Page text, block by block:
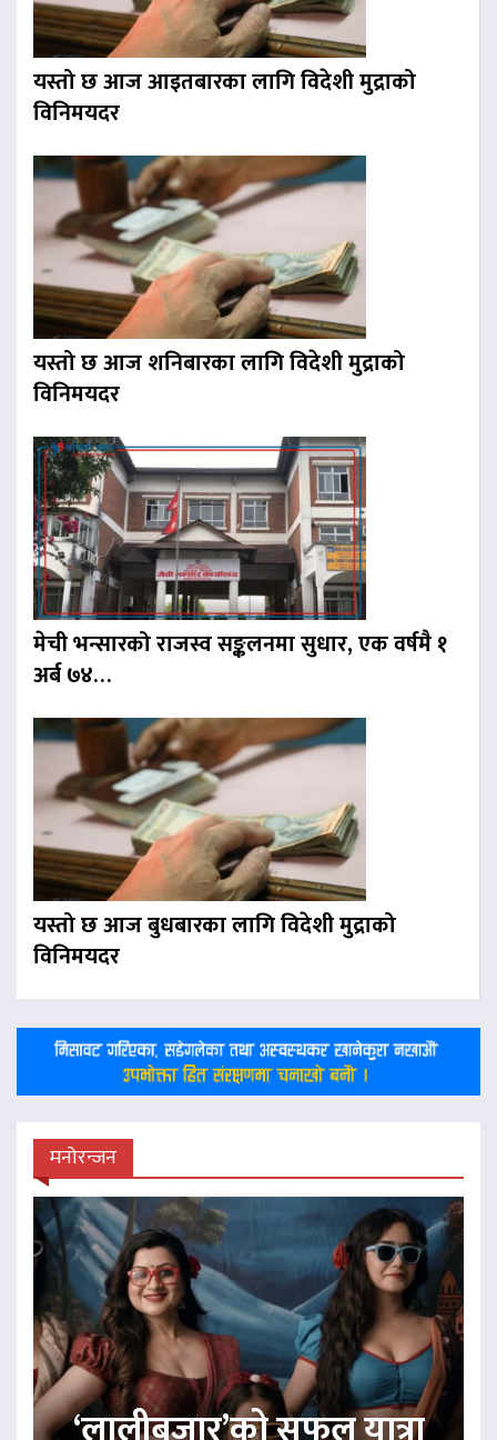
यस्तो छ आज आइतबारका लागि विदेशी मुद्राको
विनिमयदर
यस्तो छ आज शनिबारका लागि विदेशी मुद्राको
विनिमयदर
मेची भन्सारको राजस्व सङ्कलनमा सुधार, एक वर्षमै १
अर्ब ७४…
यस्तो छ आज बुधबारका लागि विदेशी मुद्राको
विनिमयदर
मनोरन्जन